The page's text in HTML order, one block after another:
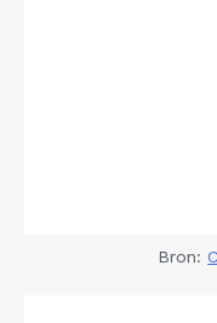
Bron: